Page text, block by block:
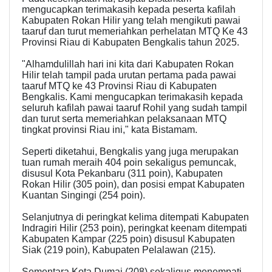
mengucapkan terimakasih kepada peserta kafilah
Kabupaten Rokan Hilir yang telah mengikuti pawai
taaruf dan turut memeriahkan perhelatan MTQ Ke 43
Provinsi Riau di Kabupaten Bengkalis tahun 2025.
"Alhamdulillah hari ini kita dari Kabupaten Rokan
Hilir telah tampil pada urutan pertama pada pawai
taaruf MTQ ke 43 Provinsi Riau di Kabupaten
Bengkalis. Kami mengucapkan terimakasih kepada
seluruh kafilah pawai taaruf Rohil yang sudah tampil
dan turut serta memeriahkan pelaksanaan MTQ
tingkat provinsi Riau ini," kata Bistamam.
Seperti diketahui, Bengkalis yang juga merupakan
tuan rumah meraih 404 poin sekaligus pemuncak,
disusul Kota Pekanbaru (311 poin), Kabupaten
Rokan Hilir (305 poin), dan posisi empat Kabupaten
Kuantan Singingi (254 poin).
Selanjutnya di peringkat kelima ditempati Kabupaten
Indragiri Hilir (253 poin), peringkat keenam ditempati
Kabupaten Kampar (225 poin) disusul Kabupaten
Siak (219 poin), Kabupaten Pelalawan (215).